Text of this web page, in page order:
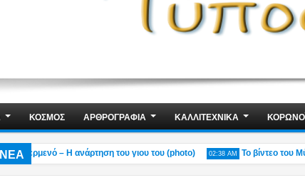
ΚΟΣΜΟΣ ΑΡΘΡΟΓΡΑΦΙΑ ΚΑΛΛΙΤΕΧΝΙΚΑ
– Η ανάρτηση του γιου του (photo) 02:38 AM Το βίντεο του